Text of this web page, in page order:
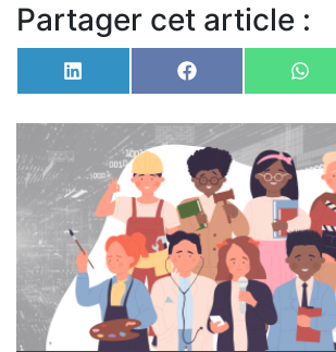
Partager cet article :
Share
on
Share
on
Share
on